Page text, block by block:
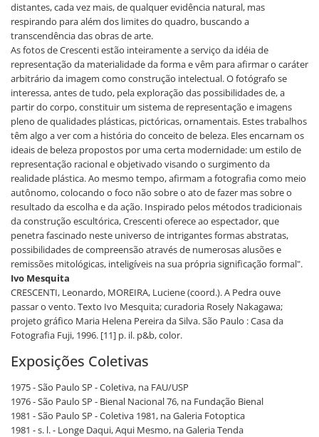
distantes, cada vez mais, de qualquer evidência natural, mas
respirando para além dos limites do quadro, buscando a
transcendência das obras de arte.
As fotos de Crescenti estão inteiramente a serviço da idéia de
representação da materialidade da forma e vêm para afirmar o caráter
arbitrário da imagem como construção intelectual. O fotógrafo se
interessa, antes de tudo, pela exploração das possibilidades de, a
partir do corpo, constituir um sistema de representação e imagens
pleno de qualidades plásticas, pictóricas, ornamentais. Estes trabalhos
têm algo a ver com a história do conceito de beleza. Eles encarnam os
ideais de beleza propostos por uma certa modernidade: um estilo de
representação racional e objetivado visando o surgimento da
realidade plástica. Ao mesmo tempo, afirmam a fotografia como meio
autônomo, colocando o foco não sobre o ato de fazer mas sobre o
resultado da escolha e da ação. Inspirado pelos métodos tradicionais
da construção escultórica, Crescenti oferece ao espectador, que
penetra fascinado neste universo de intrigantes formas abstratas,
possibilidades de compreensão através de numerosas alusões e
remissões mitológicas, inteligíveis na sua própria significação formal".
Ivo Mesquita
CRESCENTI, Leonardo, MOREIRA, Luciene (coord.). A Pedra ouve
passar o vento. Texto Ivo Mesquita; curadoria Rosely Nakagawa;
projeto gráfico Maria Helena Pereira da Silva. São Paulo : Casa da
Fotografia Fuji, 1996. [11] p. il. p&b, color.
Exposições Coletivas
1975 - São Paulo SP - Coletiva, na FAU/USP
1976 - São Paulo SP - Bienal Nacional 76, na Fundação Bienal
1981 - São Paulo SP - Coletiva 1981, na Galeria Fotoptica
1981 - s. l. - Longe Daqui, Aqui Mesmo, na Galeria Tenda